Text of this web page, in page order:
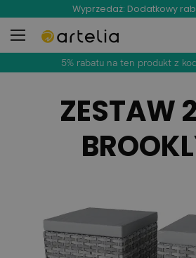
Wyprzedaż: Dodatkowy
5% rabatu na ten produkt z
ZESTAW